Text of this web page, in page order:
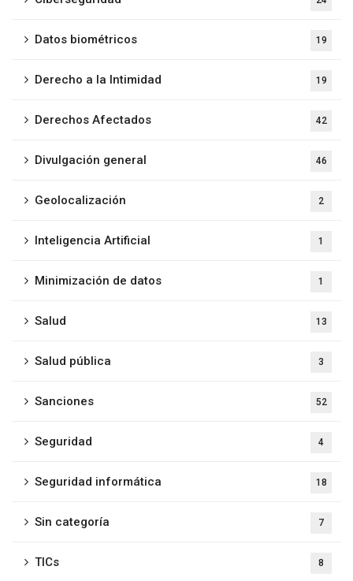
Datos biométricos 19
Derecho a la Intimidad 19
Derechos Afectados 42
Divulgación general 46
Geolocalización 2
Inteligencia Artificial 1
Minimización de datos 1
Salud 13
Salud pública 3
Sanciones 52
Seguridad 4
Seguridad informática 18
Sin categoría 7
TICs 8